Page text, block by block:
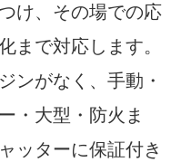
け、その場での応
まで対応します。
ンがなく、手動・
・大型・防火ま
ッターに保証付き